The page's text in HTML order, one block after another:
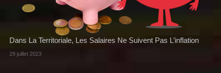
Dans La Territoriale, Les Salaires Ne Suivent Pas L’inflation
29 juillet 2023